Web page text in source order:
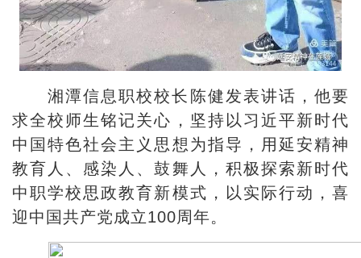
湘潭信息职校校长陈健发表讲话，他要
求全校师生铭记关心，坚持以习近平新时代
中国特色社会主义思想为指导，用延安精神
教育人、感染人、鼓舞人，积极探索新时代
中职学校思政教育新模式，以实际行动，喜
迎中国共产党成立100周年。